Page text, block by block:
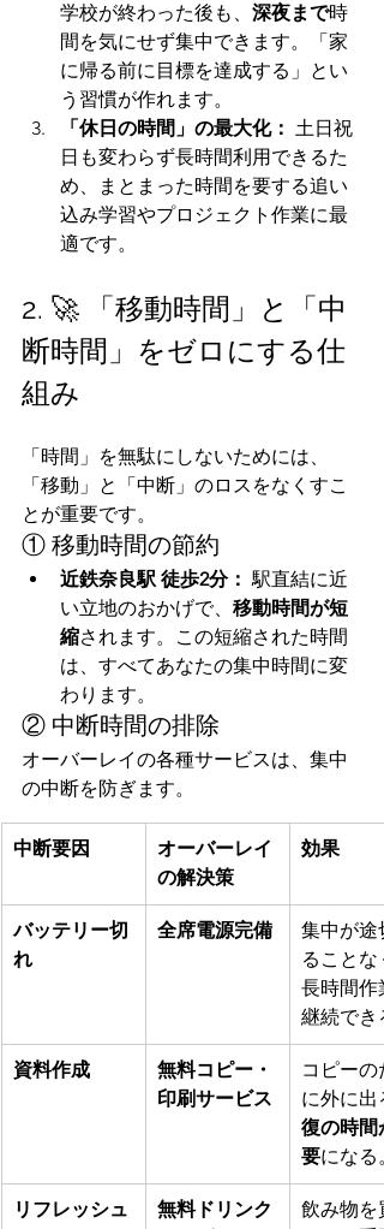
学校が終わった後も、 深夜まで時
間を気にせず集中できます。「家
に帰る前に目標を達成する」とい
う習慣が作れます。
「休日の時間」の最大化： 土日祝
日も変わらず長時間利用できるた
め、まとまった時間を要する追い
込み学習やプロジェクト作業に最
適です。
2. 🚀 「移動時間」と「中
断時間」をゼロにする仕
組み
「時間」を無駄にしないためには、
「移動」と「中断」のロスをなくすこ
とが重要です。
① 移動時間の節約
近鉄奈良駅 徒歩2分： 駅直結に近
い立地のおかげで、 移動時間が短
縮されます。この短縮された時間
は、すべてあなたの集中時間に変
わります。
② 中断時間の排除
オーバーレイの各種サービスは、集中
の中断を防ぎます。
中断要因
オーバーレイ
の解決策
効果
バッテリー切
れ
全席電源完備
集中が途
ることな
長時間作
継続でき
資料作成
無料コピー・
印刷サービス
コピーの
に外に出
復の時間
要になる
リフレッシュ
無料ドリンク
飲み物を